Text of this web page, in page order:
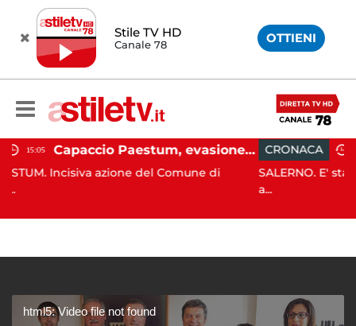
Stile TV HD
Canale 78 OTTIENI
Capaccio Paestum, evasione tassa di soggiorno: scoperte 49 strutture fantasma, elevate 132 sanzioni
del Comune di
CRONACA 13:55
SALERNO. E' stato scoperto solo
html5: Video file not found